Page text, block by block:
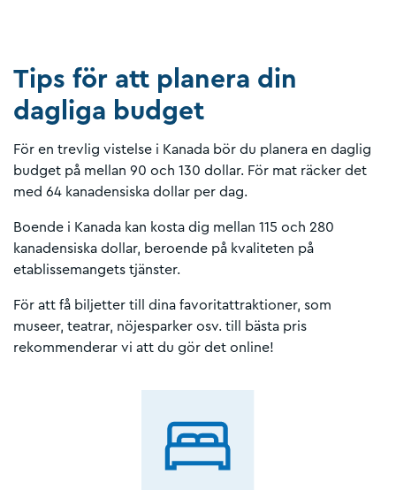
Tips för att planera din
dagliga budget
För en trevlig vistelse i Kanada bör du planera en daglig
budget på mellan 90 och 130 dollar. För mat räcker det
med 64 kanadensiska dollar per dag.
Boende i Kanada kan kosta dig mellan 115 och 280
kanadensiska dollar, beroende på kvaliteten på
etablissemangets tjänster.
För att få biljetter till dina favoritattraktioner, som
museer, teatrar, nöjesparker osv. till bästa pris
rekommenderar vi att du gör det online!